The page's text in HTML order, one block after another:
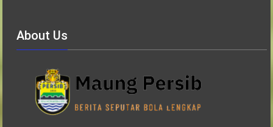
About Us